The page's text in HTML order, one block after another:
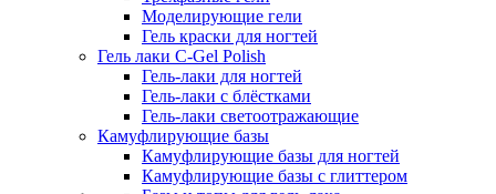
Моделирующие гели
Гель краски для ногтей
Гель лаки C-Gel Polish
Гель-лаки для ногтей
Гель-лаки с блёстками
Гель-лаки светоотражающие
Камуфлирующие базы
Камуфлирующие базы для ногтей
Камуфлирующие базы с глиттером